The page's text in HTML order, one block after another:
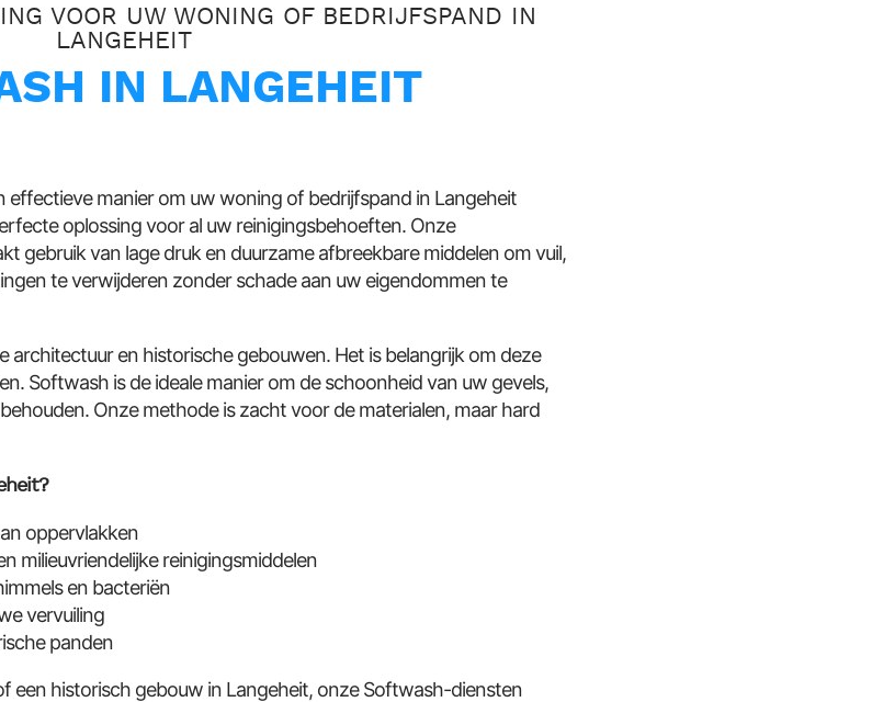
VOOR UW WONING OF BEDRIJFSPAND IN
LANGEHEIT
IN LANGEHEIT
effectieve manier om uw woning of bedrijfspand in Langeheit
oplossing voor al uw reinigingsbehoeften. Onze
gebruik van lage druk en duurzame afbreekbare middelen om vuil,
te verwijderen zonder schade aan uw eigendommen te
architectuur en historische gebouwen. Het is belangrijk om deze
Softwash is de ideale manier om de schoonheid van uw gevels,
Onze methode is zacht voor de materialen, maar hard
oppervlakken
milieuvriendelijke reinigingsmiddelen
en bacteriën
vervuiling
panden
een historisch gebouw in Langeheit, onze Softwash-diensten